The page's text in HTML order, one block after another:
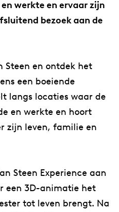
werkte en ervaar zijn
bezoek aan de
Steen en ontdek het
een boeiende
langs locaties waar de
en werkte en hoort
zijn leven, familie en
Steen Experience aan
een 3D-animatie het
tot leven brengt. Na